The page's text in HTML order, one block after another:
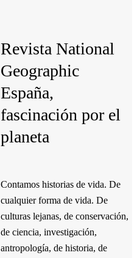
Revista National
Geographic
España,
fascinación por el
planeta
Contamos historias de vida. De
cualquier forma de vida. De
culturas lejanas, de conservación,
de ciencia, investigación,
antropología, de historia, de